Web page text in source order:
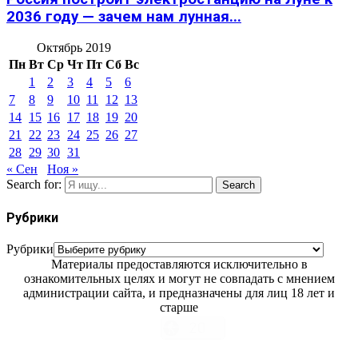
2036 году — зачем нам лунная...
Октябрь 2019
Пн Вт Ср Чт Пт Сб Вс
1
2 3 4 5
6
7
8 9 10 11 12 13
14 15 16 17 18 19 20
21
22 23 24 25 26 27
28 29 30 31
« Сен
Ноя »
Search for:
Search
Рубрики
Рубрики
Материалы предоставляются исключительно в
ознакомительных целях и могут не совпадать с мнением
администрации сайта, и предназначены для лиц 18 лет и
старше